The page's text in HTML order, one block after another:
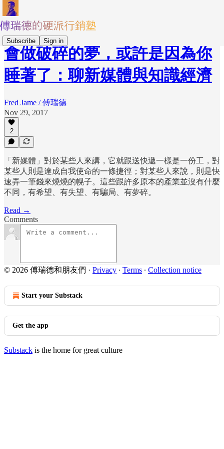
Subscribe Sign in
會做破碎的夢，或許是因為你
睡著了：聊新媒體與知識經濟
Fred Jame / 傅瑞德
Nov 29, 2017
2
「新媒體」對於某些人來講，它就跟送快遞一樣是一份工，對
某些人則是達成自我使命的一條捷徑；對某些人來說，則是快
速弄一筆錢來燒燒的幌子。這些跟許多原本的產業並沒有什麼
不同，有希望、有失望、有騙局、有夢碎。
Read →
Comments
© 2026 傅瑞德和朋友們 · Privacy ∙ Terms ∙ Collection notice
Start your Substack
Get the app
Substack is the home for great culture